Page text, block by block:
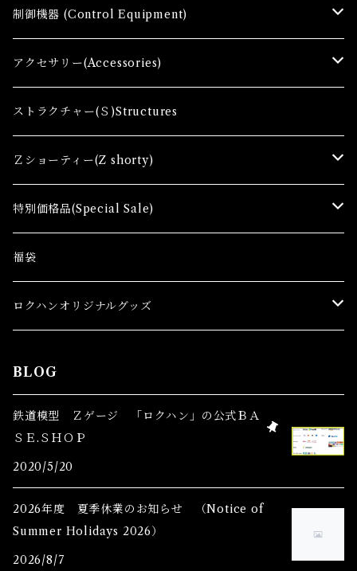
Ｚゲージスターターセット(G) Z Starter sets
Zゲージファーストセット(E) Z First Sets
レール(R)Tracks
レールセット(R) Track Sets
レール関連商品(Track related goods)
制御機器 (Control Equipment)
制御機器（Ｃ＆ＲＣ）Control Equipment
制御機器（Ａ）Control Accessory
アクセサリー(Accessories)
アクセサリー(A) Accessories
コンテナ(Ａ) Container Cargo
ストラクチャー(Ｓ)Structures
Ｚショーティー(Z shorty)
車両（ST）Z Shorty Trains
アクセサリー&ストラクチャー(SA&SS) ACC&STL
スターターセット(SG) Starter Sets
特別価格品(Special Sale)
Ｚゲージ車両(特別価格) Trains
在宅支援キャンペーン
福袋
ロクハンオリジナルグッズ
BLOG
鉄道模型 Ｚゲージ 「ロクハン」の公式ＢＡ
ＳＥ.ＳＨＯＰ
2020/5/20
2026年度 夏季休業のお知らせ （Notice of
Summer Holidays 2026）
2026/8/7